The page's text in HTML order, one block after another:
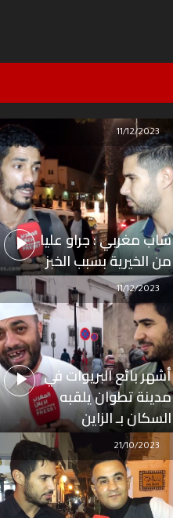
شاب مغربي : جراو عليا
من الخيرية بسبب الخبز
11/12/2023
أشهر بائع البريوات في
مدينة تطوان يلقبه
السكان بـ الزاين
11/12/2023
21/10/2023